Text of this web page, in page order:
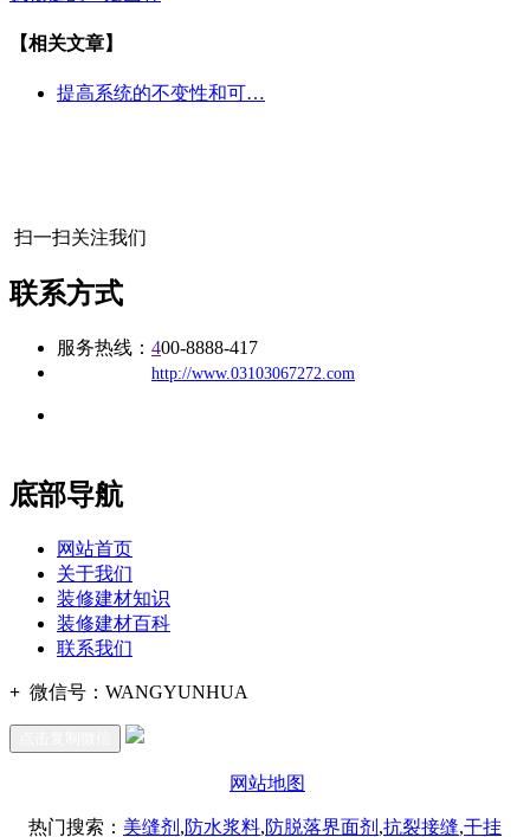
【相关文章】
提高系统的不变性和可…
扫一扫关注我们
联系方式
服务热线： 400-8888-417
http://www.03103067272.com
底部导航
网站首页
关于我们
装修建材知识
装修建材百科
联系我们
+ 微信号： WANGYUNHUA
网站地图
热门搜索： 美缝剂 ,防水浆料,防脱落界面剂 ,抗裂接缝,干挂